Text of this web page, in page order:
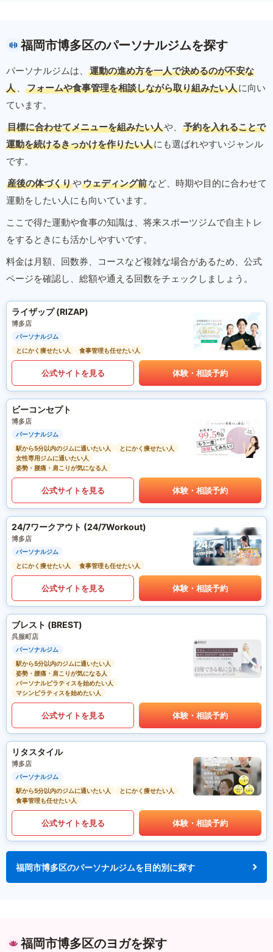
福岡市博多区のパーソナルジムを探す
パーソナルジムは、
運動の進め方を一人で決めるのが不安な
人 、 フォームや食事管理を相談しながら取り組みたい人に向い
ています。
目標に合わせてメニューを組みたい人や、
予約を入れることで
運動を続けるきっかけを作りたい人にも選ばれやすいジャンル
です。
産後の体づくりやウェディング前など、時期や目的に合わせて
運動をしたい人にも向いています。
ここで得た運動や食事の知識は、将来スポーツジムで自主トレ
をするときにも活かしやすいです。
料金は月額、回数券、コースなど複雑な場合があるため、公式
ページを確認し、総額や通える回数をチェックしましょう。
ライザップ (RIZAP)
博多店
パーソナルジム
とにかく痩せたい人
食事管理も任せたい人
公式サイトを見る 体験・相談予約
ビーコンセプト
博多店
パーソナルジム
駅から5分以内のジムに通いたい人
とにかく痩せたい人
女性専用ジムに通いたい人
姿勢・腰痛・肩こりが気になる人
公式サイトを見る 体験・相談予約
24/7ワークアウト (24/7Workout)
博多店
パーソナルジム
とにかく痩せたい人
食事管理も任せたい人
公式サイトを見る 体験・相談予約
ブレスト (BREST)
呉服町店
パーソナルジム
駅から5分以内のジムに通いたい人
姿勢・腰痛・肩こりが気になる人
パーソナルピラティスを始めたい人
マシンピラティスを始めたい人
公式サイトを見る 体験・相談予約
リタスタイル
博多店
パーソナルジム
駅から5分以内のジムに通いたい人
とにかく痩せたい人
食事管理も任せたい人
公式サイトを見る 体験・相談予約
福岡市博多区のパーソナルジムを目的別に探す
福岡市博多区のヨガを探す